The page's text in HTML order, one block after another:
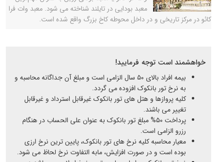
معبد بودایی در تایلند شناخته می شود. معبد وات فرا
کائو در مرکز تاریخی و در داخل محوطه کاخ بزرگ واقع شده است.
خواهشمند است توجه فرمایید!
بیمه افراد بالای ۵۰ سال الزامی است و مبلغ آن جداگانه محاسبه و
به نرخ تور بانکوک افزوده می گردد.
کلیه پروازها و هتل های تور بانکوک غیرقابل استرداد و غیرقابل
تغییر می باشند.
پرداخت ۵۰% مبلغ تور بانکوک به عنوان علی الحساب در هنگام
رزرو الزامی است.
معیار محاسبه کلیه نرخ های تور بانکوک، پایین ترین نرخ ارزی
بوده است و در صورت افزایش، مابه التفاوت نرخ لحاظ می شود.